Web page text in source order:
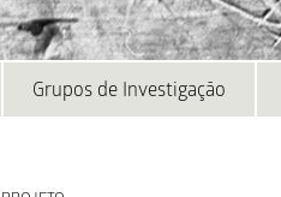
Grupos de Investigação